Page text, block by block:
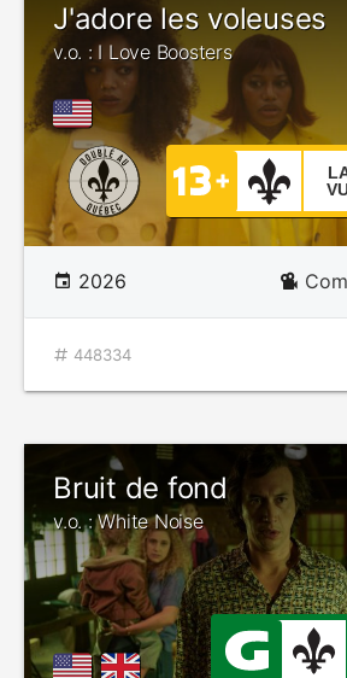
J'adore les voleuses
v.o. : I Love Boosters
2026
448334
Bruit de fond
v.o. : White Noise